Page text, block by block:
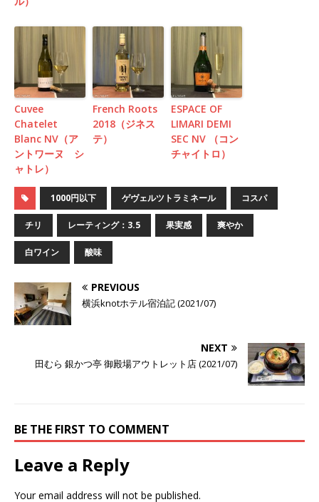
Cuvee
Chatelet
Blanc NV（ア
ントワーヌ シ
ャトレ）
French Roots
2018（ジネス
テ）
ESPACE OF
LIMARI DEMI
SEC NV （コン
チャイトロ）
1000円以下 ゲヴェルツトラミネール コスパ
チリ レーティング：3.5 果実感 爽やか
白ワイン 酸味
PREVIOUS
横浜knotホテル宿泊記 (2021/07)
NEXT
田むら 銀かつ亭 御殿場アウトレット店 (2021/07)
BE THE FIRST TO COMMENT
Leave a Reply
Your email address will not be published.